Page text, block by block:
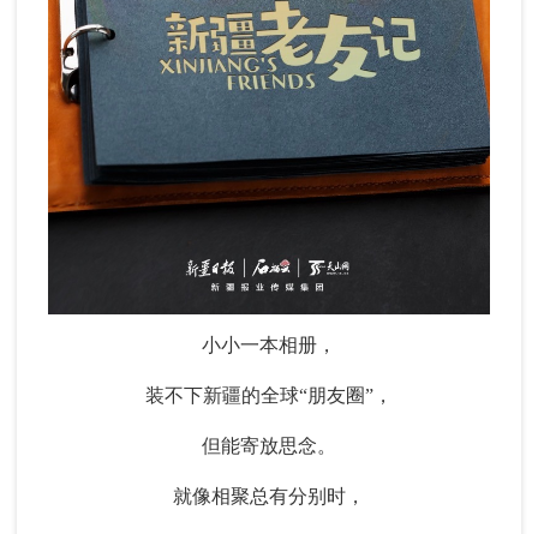
小小一本相册，
装不下新疆的全球“朋友圈”，
但能寄放思念。
就像相聚总有分别时，